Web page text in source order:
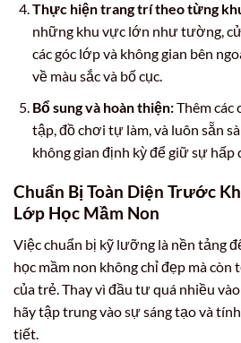
Thực hiện trang trí theo từng
những khu vực lớn như tường,
các góc lớp và không gian bên
về màu sắc và bố cục.
Bổ sung và hoàn thiện:Thêm các
tập, đồ chơi tự làm, và luôn sẵn
không gian định kỳ để giữ sự hấp
Chuẩn Bị Toàn Diện Trước
Lớp Học Mầm Non
Việc chuẩn bị kỹ lưỡng là nền tảng
học mầm non không chỉ đẹp mà
của trẻ. Thay vì đầu tư quá nhiều
hãy tập trung vào sự sáng tạo và
tiết.